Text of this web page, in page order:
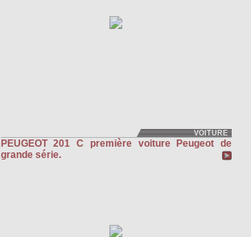
VOITURE
PEUGEOT 201 C première voiture Peugeot de
grande série.